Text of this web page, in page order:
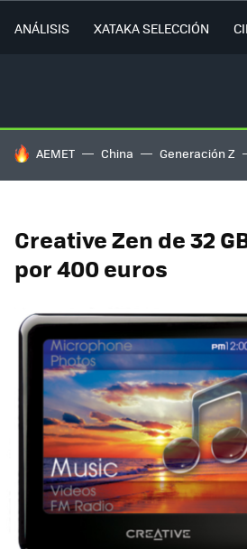
ANÁLISIS XATAKA SELECCIÓN
HOY SE HABLA DE
AEMET China Generación Z
Creative Zen de 32
por 400 euros